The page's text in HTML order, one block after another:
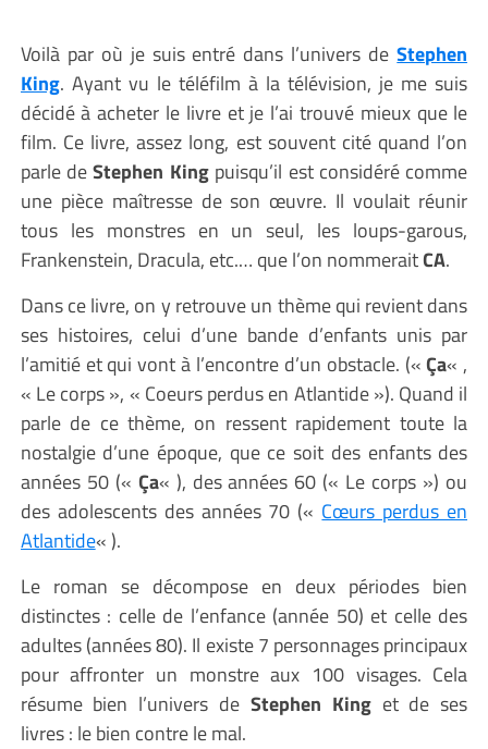
Voilà par où je suis entré dans l’univers deStephen
King. Ayant vu le téléfilm à la télévision, je me suis
décidé à acheter le livre et je l’ai trouvé mieux que le
film. Ce livre, assez long, est souvent cité quand l’on
parle deStephen Kingpuisqu’il est considéré comme
une pièce maîtresse de son œuvre. Il voulait réunir
tous les monstres en un seul, les loups-garous,
Frankenstein, Dracula, etc.… que l’on nommeraitCA.
Dans ce livre, on y retrouve un thème qui revient dans
ses histoires, celui d’une bande d’enfants unis par
l’amitié et qui vont à l’encontre d’un obstacle. («Ça« ,
« Le corps », « Coeurs perdus en Atlantide »). Quand il
parle de ce thème, on ressent rapidement toute la
nostalgie d’une époque, que ce soit des enfants des
années 50 (« Ça« ), des années 60 (« Le corps ») ou
des adolescents des années 70 (« Cœurs perdus en
Atlantide« ).
Le roman se décompose en deux périodes bien
distinctes : celle de l’enfance (année 50) et celle des
adultes (années 80). Il existe 7 personnages principaux
pour affronter un monstre aux 100 visages. Cela
résume bien l’univers de Stephen Kinget de ses
livres : le bien contre le mal.